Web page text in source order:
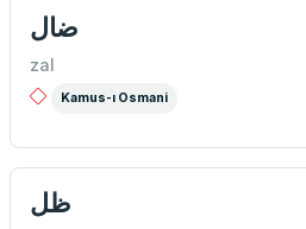
ضال
zal
Kamus-ı Osmani
ظل